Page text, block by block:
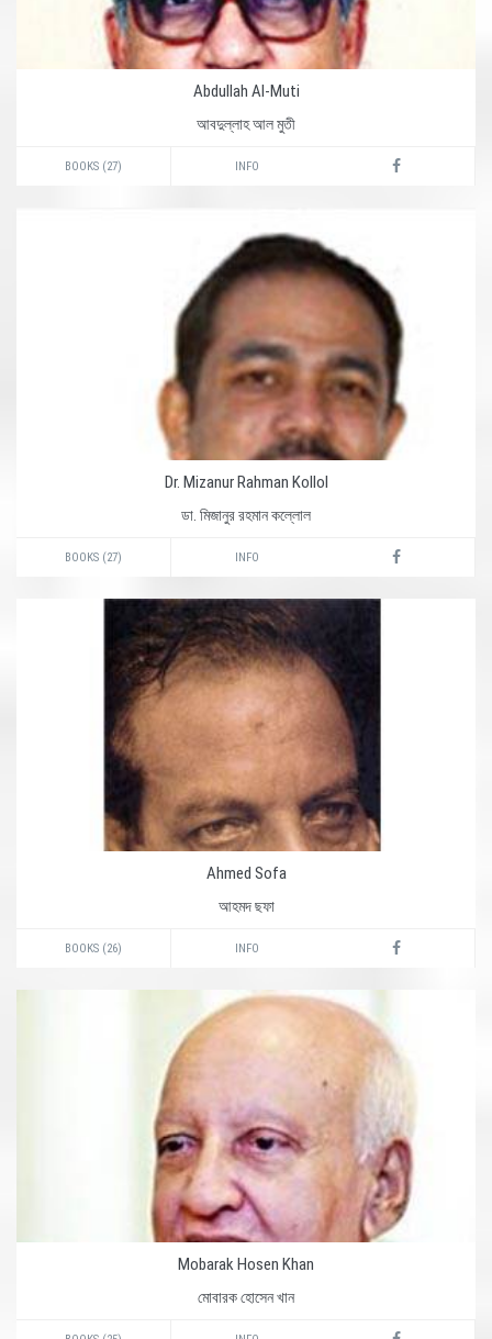
Abdullah Al-Muti
আবদুল্লাহ আল মুতী
BOOKS (27) INFO
Dr. Mizanur Rahman Kollol
ডা. মিজানুর রহমান কল্লোল
BOOKS (27) INFO
Ahmed Sofa
আহমদ ছফা
BOOKS (26) INFO
Mobarak Hosen Khan
মোবারক হোসেন খান